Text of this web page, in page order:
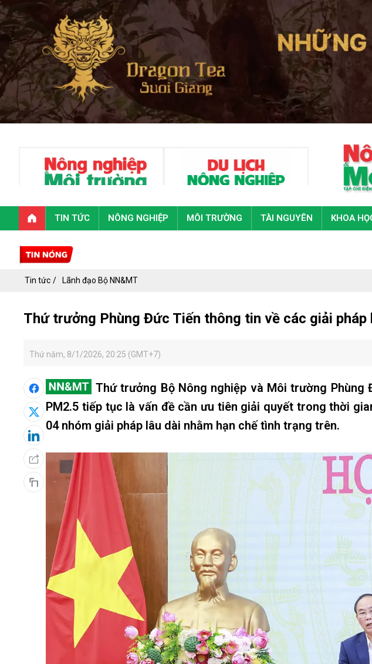
TIN TỨC NÔNG NGHIỆP MÔI TRƯỜNG TÀI NGUYÊN KHOA
Tin tức Lãnh đạo Bộ NN&MT
Thứ trưởng Phùng Đức Tiến thông tin về các giải pháp
Thứ năm, 8/1/2026, 20:25 (GMT+7)
Thứ trưởng Bộ Nông nghiệp và Môi trường Phùng
PM2.5 tiếp tục là vấn đề cần ưu tiên giải quyết trong thời
04 nhóm giải pháp lâu dài nhằm hạn chế tình trạng trên.